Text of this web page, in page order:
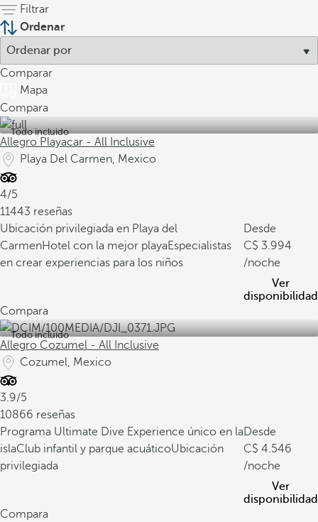
Filtrar
Ordenar
Comparar
Mapa
Compara
Todo incluido
Allegro Playacar - All Inclusive
Playa Del Carmen, Mexico
4/5
11443 reseñas
Ubicación privilegiada en Playa del
CarmenHotel con la mejor playaEspecialistas
en crear experiencias para los niños
Desde
3.994
/noche
Ver
disponibilidad
Compara
Todo incluido
Allegro Cozumel - All Inclusive
Cozumel, Mexico
3.9/5
10866 reseñas
Programa Ultimate Dive Experience único en la
islaClub infantil y parque acuáticoUbicación
privilegiada
Desde
4.546
/noche
Ver
disponibilidad
Compara